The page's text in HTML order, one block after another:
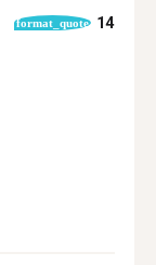
format_quote 14